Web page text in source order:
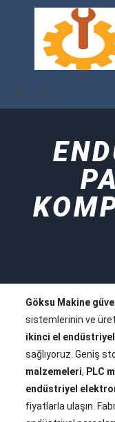
Göksu Makine
sistemlerinin ve
ikinci el
sağlıyoruz. Geniş
malzemeleri, PLC
endüstriyel
fiyatlarla ulaşın.